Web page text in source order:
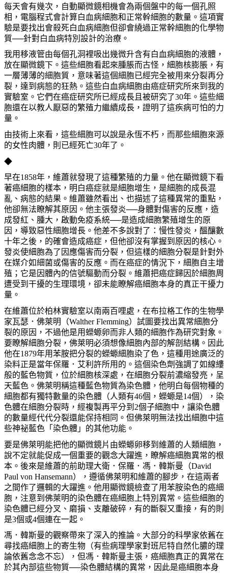
每天會有幾次，自動顯微鏡相機會為兩個盤中的每一個孔照
相，電腦程式會計算白血病細胞和正常幹細胞的數量。這項實
驗是要找出會殺死白血病細胞但卻會繞過正常幹細胞的化學物
質──針對白血病特別設計的治療。
我用移液管由每個孔洞裡吸出幾微升含有白血病細胞的液體，
放在顯微鏡下。這些細胞看起來腫脹而古怪，細胞核膨脹，有
一層薄薄的細胞質，意味著這個細胞已經完全被用來分裂再分
裂，達到病態的狂熱。這些白血病細胞由癌症研究所來到我的
實驗室。它們在癌症研究所已經成長且被研究了30年。這些細
胞還在以教人厭惡的繁殖力繼續成長，證明了這疾病可怕的力
量。
由技術上來看，這些細胞可以說是永恆不朽，而那些細胞來源
的女性肉體，則已經死亡30年了。
◆
早在1858年，維蕭就發現了這種繁殖的力量。他在顯微鏡下看
著癌細胞的樣本，明白癌症就是細胞增生，是細胞的成長混
亂、病態的結果。維蕭雖然看出、也描述了這種異常的重點，
他卻無法瞭解其原因。他主張發炎──身體對傷害的反應，造
成發紅、腫大，啟動免疫系統──是造成細胞繁殖增生的原
因，導致惡性細胞增長。他差不多說對了：慢性發炎，醞釀數
十年之後，的確會造成癌症，但他卻沒有掌握到原因的核心。
發炎使細胞為了因應傷害而分裂，但這樣的細胞分裂是針對外
在媒介如細菌或傷害的反應。而在癌症的情況下，細胞自主增
殖；它是因體內的信號驅動而分裂。維蕭把癌症歸因於細胞周
遭受到干擾的生理環境，卻未能瞭解癌細胞本身的真正干擾力
量。
在維蕭位於柏林實驗室以南兩百哩處，在布拉格工作的生物學
家瓦瑟．佛萊明（Walther Flemming）試圖要找出異常細胞分
裂的原因，不過他是用蠑螈卵而非人類的細胞作為研究對象。
要瞭解細胞分裂，佛萊明必須想像細胞內部的解剖結構。因此
他在1879年用苯胺把分裂的蠑螈細胞染了色，這種用途廣泛的
染料正是當年保羅．艾利許所用的。這個染色劑強調了如線縷
般的藍色物質，位於細胞核深處，在細胞分裂前濃縮發亮，呈
天藍色。佛萊明稱這種藍色物質為染色體，他明白每個物種的
細胞都有獨特數量的染色體（人類有46個，蠑螈是14個），染
色體在細胞分裂時，經複製再平分到 2個子細胞中，讓染色體
的數量經代代分裂還能保持相同。但佛萊明無法找出細胞中這
些神祕藍色「染色體」的其他功能。
要是佛萊明能把他的顯微鏡片由蠑螈卵移到維蕭的人類細胞，
說不定就能促成一個重要的觀念大躍進，瞭解癌細胞異常的根
本。後來是維蕭的前助理大衛．保羅．馮．韓斯曼（David
Paul von Hansemann），遵循佛萊明和維蕭的腳步，在這兩者
之間作了邏輯的大躍進。他用顯微鏡檢查了用苯胺染色的癌細
胞，注意到佛萊明的染色體在癌細胞上特別異常。這些細胞的
染色體已經分叉、磨損、支離破碎，有的斷裂又重接，有的則
是3個或4個連在一起。
馮．韓斯曼的觀察帶來了深入的推論。大部分的科學家依舊在
尋找癌細胞上的寄生物（有些病理學家對班尼特自然化膿的理
論依舊念念不忘），但馮．韓斯曼主張，癌細胞真正的異常在
於其內部這些物質──染色體結構的異常，因此是癌細胞本身